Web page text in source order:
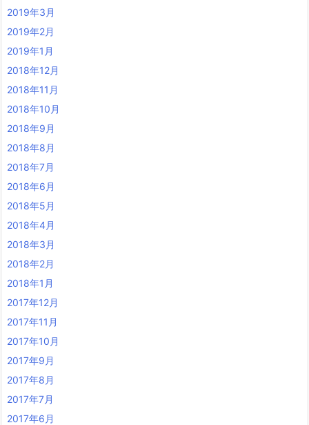
2019年3月
2019年2月
2019年1月
2018年12月
2018年11月
2018年10月
2018年9月
2018年8月
2018年7月
2018年6月
2018年5月
2018年4月
2018年3月
2018年2月
2018年1月
2017年12月
2017年11月
2017年10月
2017年9月
2017年8月
2017年7月
2017年6月